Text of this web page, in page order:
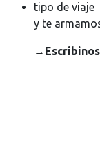
tipo de viaje
y te
→